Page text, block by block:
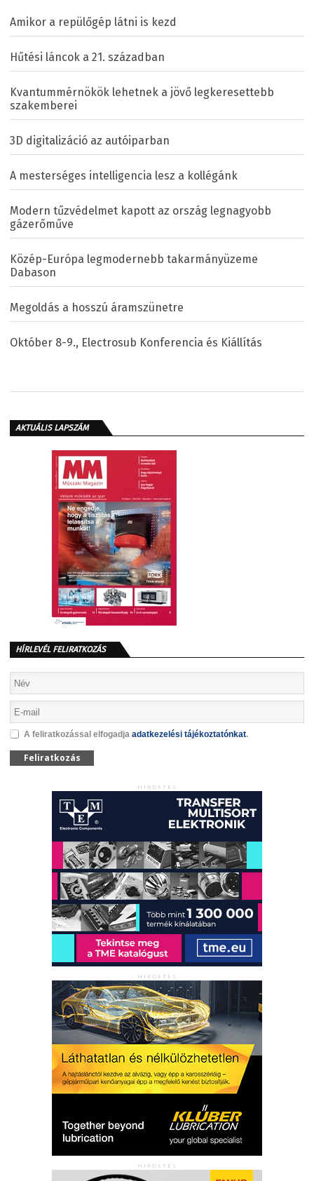
Amikor a repülőgép látni is kezd
Hűtési láncok a 21. században
Kvantummérnökök lehetnek a jövő legkeresettebb
szakemberei
3D digitalizáció az autóiparban
A mesterséges intelligencia lesz a kollégánk
Modern tűzvédelmet kapott az ország legnagyobb
gázerőműve
Közép-Európa legmodernebb takarmányüzeme
Dabason
Megoldás a hosszú áramszünetre
Október 8-9., Electrosub Konferencia és Kiállítás
AKTUÁLIS LAPSZÁM
HÍRLEVÉL FELIRATKOZÁS
A feliratkozással elfogadja adatkezelési tájékoztatónkat.
Feliratkozás
HIRDETÉS
HIRDETÉS
HIRDETÉS